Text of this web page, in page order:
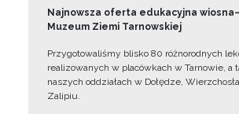
Najnowsza oferta edukacyjna
Muzeum Ziemi Tarnowskiej
Przygotowaliśmy blisko 80 różnorodnych
realizowanych w placówkach w Tarnowie, a
naszych oddziałach w Dołędze,
Zalipiu.